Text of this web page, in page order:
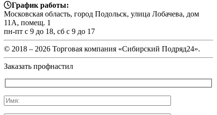
График работы:
Московская область, город Подольск, улица Лобачева, дом
11А, помещ. 1
пн-пт с 9 до 18, сб с 9 до 17
© 2018 – 2026 Торговая компания «Сибирский Подряд24».
Заказать профнастил